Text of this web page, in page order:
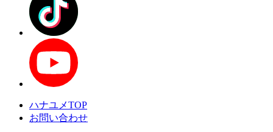
ハナユメTOP
お問い合わせ